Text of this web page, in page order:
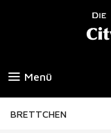
Menü
BRETTCHEN